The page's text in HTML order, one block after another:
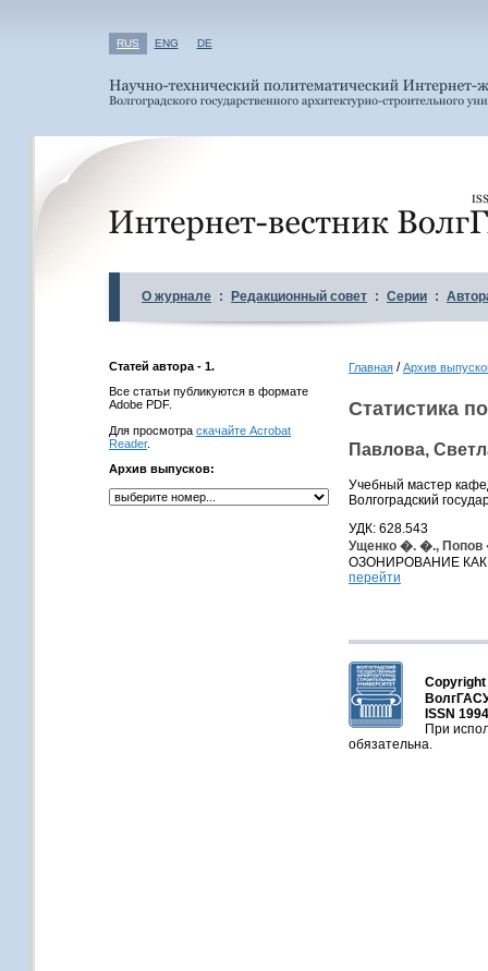
RUS ENG DE
О журнале : Редакционный совет : Серии :
Статей автора - 1.
Все статьи публикуются в формате
Adobe PDF.
Для просмотра скачайте Acrobat
Reader.
Архив выпусков:
Главная /Архив
Статистика
Павлова,
Учебный мастер
Волгоградский
УДК: 628.543
Ущенко �. �.,
ОЗОНИРОВАНИЕ
перейти
Copyright
ISSN
При
обязательна.